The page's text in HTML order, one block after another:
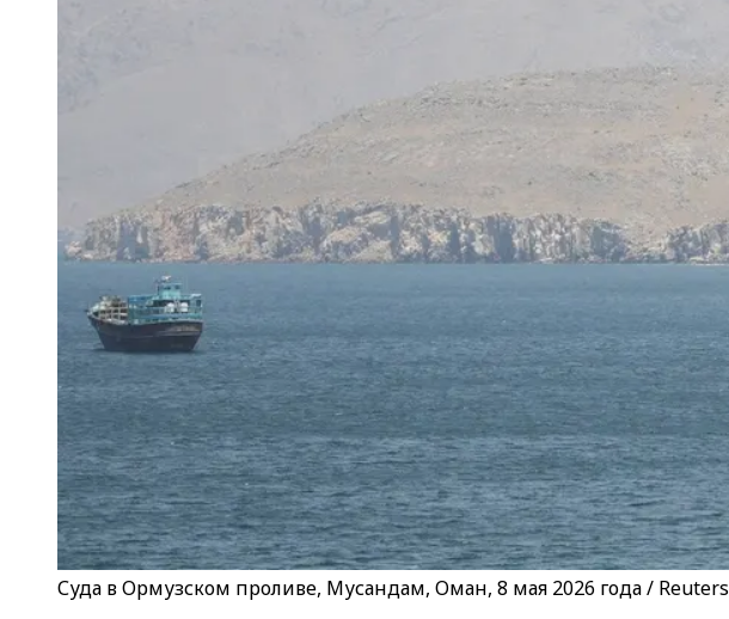
Суда в Ормузском проливе, Мусандам, Оман, 8 мая 2026 года / Reuters